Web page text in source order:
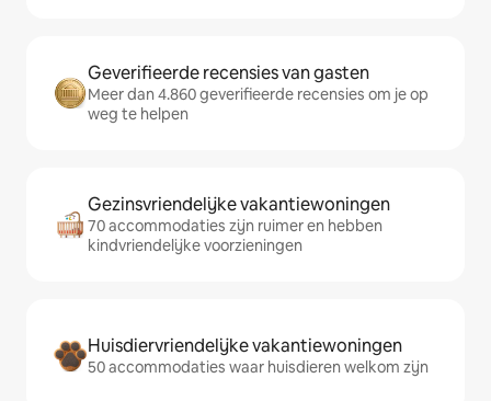
Geverifieerde recensies van gasten
Meer dan 4.860 geverifieerde recensies om je op
weg te helpen
Gezinsvriendelijke vakantiewoningen
70 accommodaties zijn ruimer en hebben
kindvriendelijke voorzieningen
Huisdiervriendelijke vakantiewoningen
50 accommodaties waar huisdieren welkom zijn